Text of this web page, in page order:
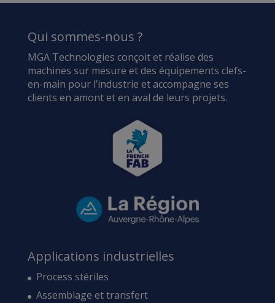
Qui sommes-nous ?
MGA Technologies conçoit et réalise des
machines sur mesure et des équipements clefs-
en-main pour l’industrie et accompagne ses
clients en amont et en aval de leurs projets.
Applications industrielles
Process stériles
Assemblage et transfert